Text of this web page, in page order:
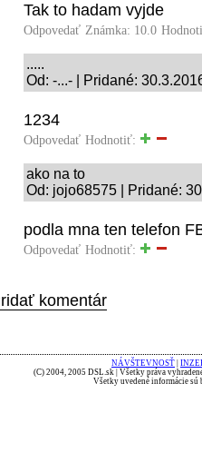
Tak to hadam vyjde
Odpovedať Známka: 10.0
.....
Od: -...- | Pridané:
1234
Odpovedať Hodnotiť:
ako na to
Od: jojo68575 | Pridané:
podla mna ten telefon
Odpovedať Hodnotiť:
komentár
NÁVŠTEVNOSŤ
(C) 2004, 2005 DSL.sk | Všetky práva
Všetky uvedené informácie sú